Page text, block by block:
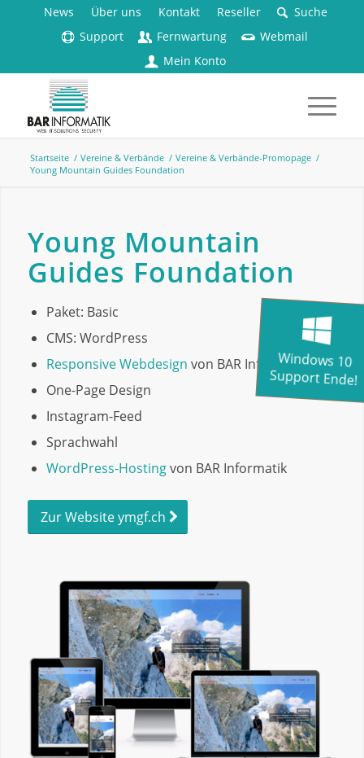
News Über uns Kontakt Reseller
Suche
Support
Fernwartung
Webmail
Mein Konto
Windows 10
Support Ende!
Startseite / Vereine & Verbände / Vereine & Verbände-Promopage /
Young Mountain Guides Foundation
Young Mountain
Guides Foundation
Paket: Basic
CMS: WordPress
Responsive Webdesign von BAR Informatik
One-Page Design
Instagram-Feed
Sprachwahl
WordPress-Hostingvon BAR Informatik
Zur Website ymgf.ch